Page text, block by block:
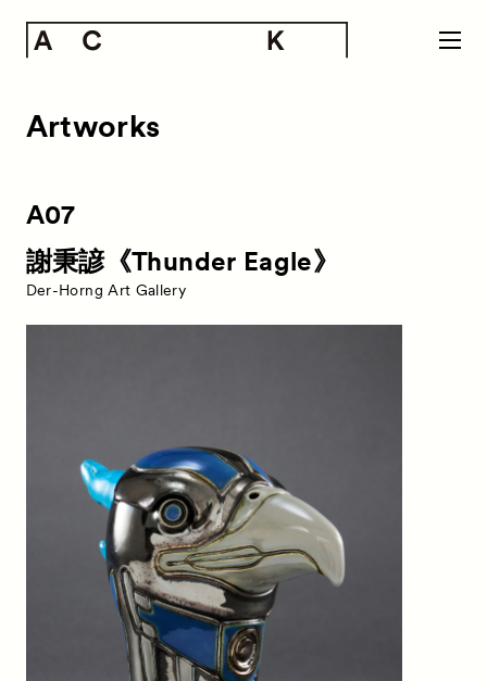
Artworks
A07
謝秉諺《Thunder Eagle》
Der-Horng Art Gallery